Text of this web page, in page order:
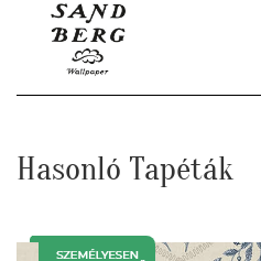
Hasonló Tapéták